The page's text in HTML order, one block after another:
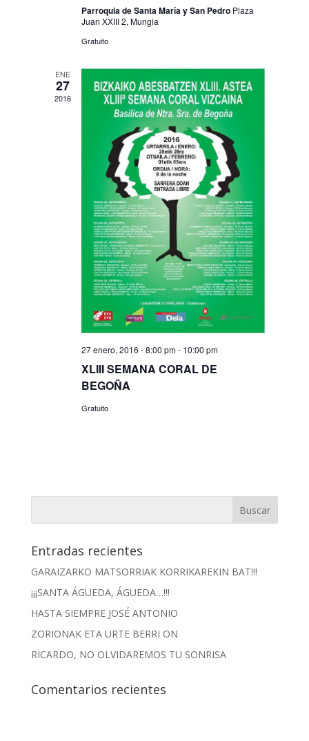
Parroquia de Santa María y San Pedro Plaza
Juan XXIII 2, Mungia
Gratuito
ENE
27
2016
27 enero, 2016 - 8:00 pm- 10:00 pm
XLIII SEMANA CORAL DE
BEGOÑA
Gratuito
Entradas recientes
GARAIZARKO MATSORRIAK KORRIKAREKIN BAT!!!
¡¡¡SANTA ÁGUEDA, ÁGUEDA…!!!
HASTA SIEMPRE JOSÉ ANTONIO
ZORIONAK ETA URTE BERRI ON
RICARDO, NO OLVIDAREMOS TU SONRISA
Comentarios recientes